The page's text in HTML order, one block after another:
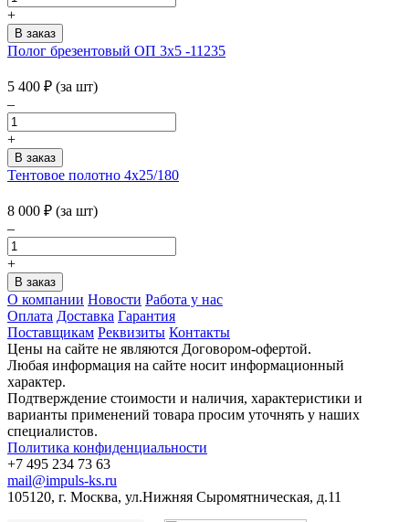
+
Полог брезентовый ОП 3х5 -11235
5 400 ₽ (за шт)
–
+
Тентовое полотно 4х25/180
8 000 ₽ (за шт)
–
+
О компании Новости Работа у нас
Оплата Доставка Гарантия
Поставщикам Реквизиты Контакты
Цены на сайте не являются Договором-офертой.
Любая информация на сайте носит информационный
характер.
Подтверждение стоимости и наличия, характеристики и
варианты применений товара просим уточнять у наших
специалистов.
Политика конфиденциальности
+7 495 234 73 63
mail@impuls-ks.ru
105120, г. Москва, ул.Нижняя Сыромятническая, д.11